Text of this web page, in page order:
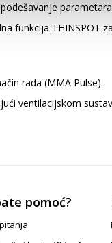
funkcija
rada (MMA Pulse).
ventilacijskom
pomoć?